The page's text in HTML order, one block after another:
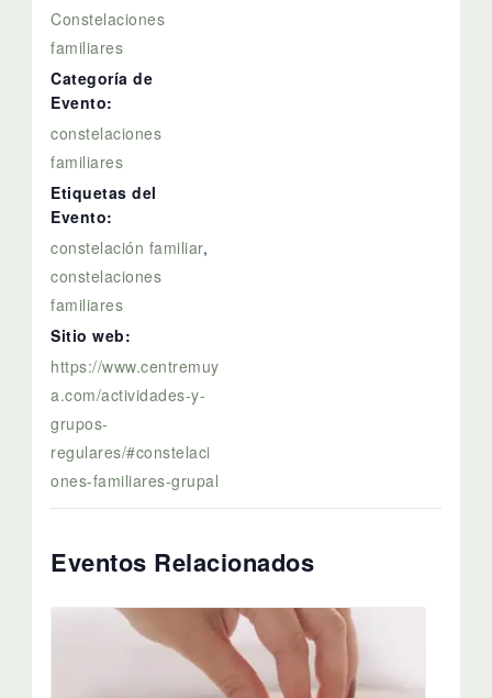
Constelaciones
familiares
Categoría de
Evento:
constelaciones
familiares
Etiquetas del
Evento:
constelación familiar,
constelaciones
familiares
Sitio web:
https://www.centremuy
a.com/actividades-y-
grupos-
regulares/#constelaci
ones-familiares-grupal
Eventos Relacionados